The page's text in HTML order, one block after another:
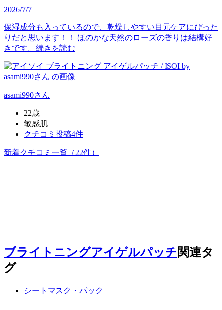
2026/7/7
保湿成分も入っているので、乾燥しやすい目元ケアにぴった
りだと思います！！ ほのかな天然のローズの香りは結構好
きです。 続きを読む
asami990さん
22歳
敏感肌
クチコミ投稿4件
新着クチコミ一覧 （22件）
ブライトニングアイゲルパッチ関連タ
グ
シートマスク・パック